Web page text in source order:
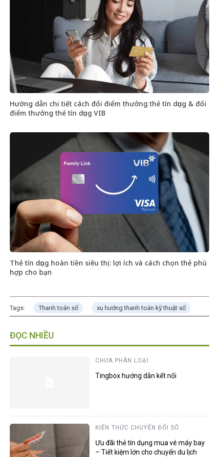
Hướng dẫn chi tiết cách đổi điểm thưởng thẻ tín dụng & đổi
điểm thưởng thẻ tín dụng VIB
Thẻ tín dụng hoàn tiền siêu thị: lợi ích và cách chọn thẻ phù
hợp cho bạn
Tags: Thanh toán số xu hướng thanh toán kỹ thuật số
ĐỌC NHIỀU
CHƯA PHÂN LOẠI
Tingbox hướng dẫn kết nối
KIẾN THỨC CHUYỂN ĐỔI SỐ
Ưu đãi thẻ tín dụng mua vé máy bay
– Tiết kiệm lớn cho chuyến du lịch